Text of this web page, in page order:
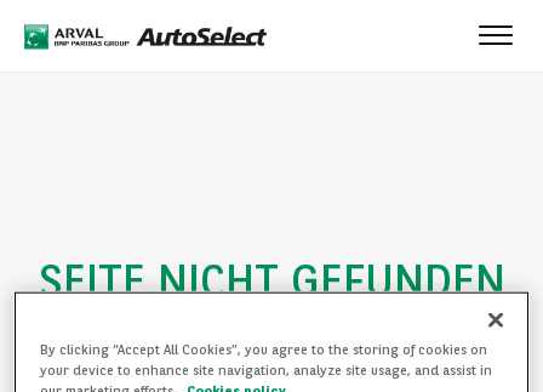
SEITE NICHT GEFUNDEN
Entschuldigung, diese Seite existiert nicht. Bitte klicken Sie auf
einen der folgender Links, um Ihre Suche fortzusetzen:
By clicking “Accept All Cookies”, you agree to the storing of cookies on
your device to enhance site navigation, analyze site usage, and assist in